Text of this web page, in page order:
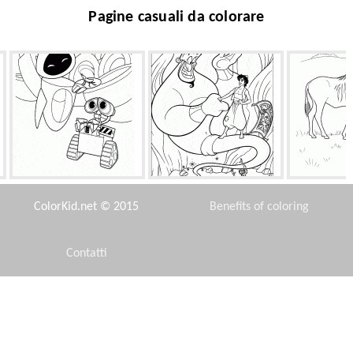
Pagine casuali da colorare
EVE e WALL-E Lampada di Aladdin trovato
ColorKid.net © 2015 Benefits of coloring
Contatti